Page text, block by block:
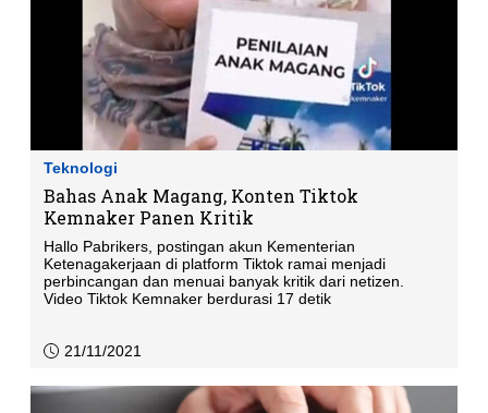
Teknologi
Bahas Anak Magang, Konten Tiktok
Kemnaker Panen Kritik
Hallo Pabrikers, postingan akun Kementerian
Ketenagakerjaan di platform Tiktok ramai menjadi
perbincangan dan menuai banyak kritik dari netizen.
Video Tiktok Kemnaker berdurasi 17 detik
21/11/2021